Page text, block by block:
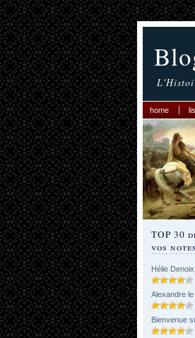
home
TOP 30
vos
Hélie
Alexandre
Bienvenue